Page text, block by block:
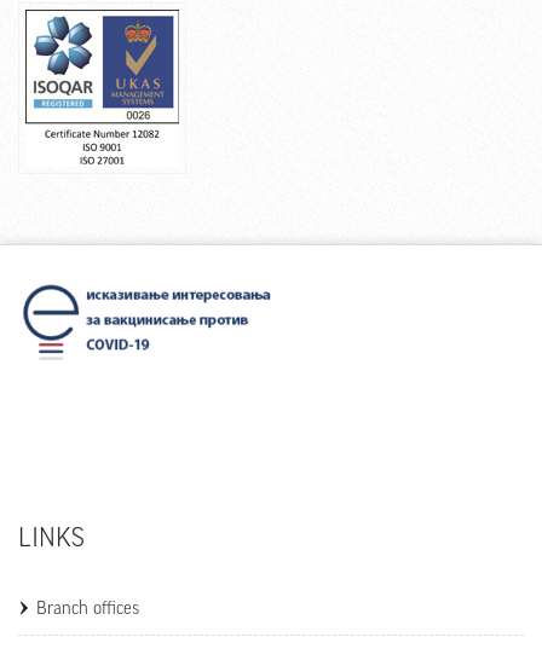
LINKS
Branch offices